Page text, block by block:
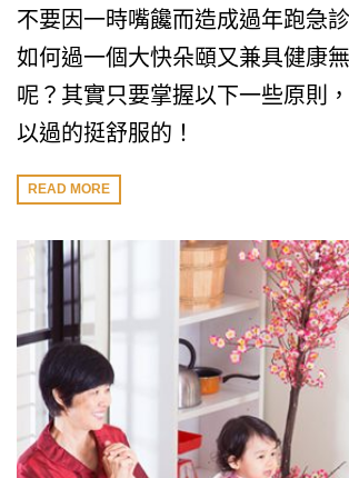
不要因一時嘴饞而造成過年跑急
如何過一個大快朵頤又兼具健康
呢？其實只要掌握以下一些原則
以過的挺舒服的！
READ MORE